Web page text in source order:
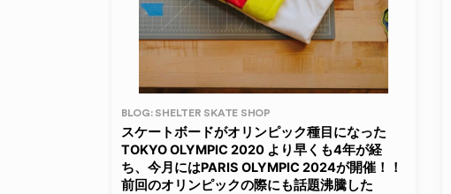
BLOG: SHELTER SKATE SHOP
スケートボードがオリンピック種目になった
TOKYO OLYMPIC 2020 より早くも4年が経
ち、今月にはPARIS OLYMPIC 2024が開催！！
前回のオリンピックの際にも話題沸騰した